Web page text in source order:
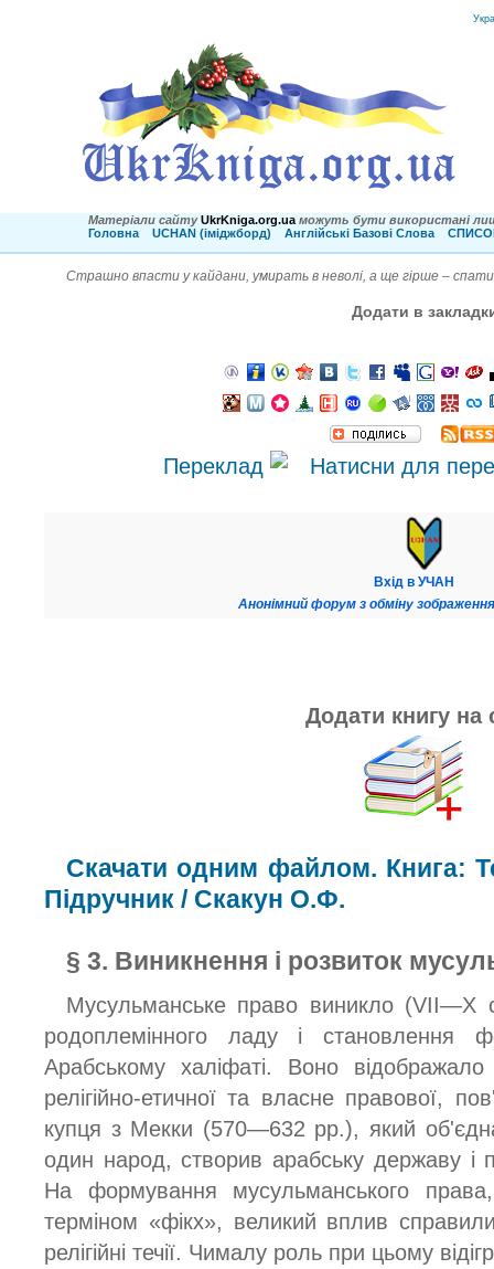
Матеріали сайту UkrKniga.org.ua можуть бути використані
Головна
UCHAN (іміджборд) Англійські Базові Слова
Страшно впасти у кайдани, умирать в неволі, а ще гірше –
Додати в
Переклад
Вхід в УЧАН
Анонімний форум з обміну
Додати книгу на
Скачати одним файлом. Книга:
Підручник / Скакун О.Ф.
§ 3. Виникнення і розвиток
Мусульманське право виникло (VII—X
родоплемінного ладу і становлення
Арабському халіфаті. Воно
релігійно-етичної та власне правової,
купця з Мекки (570—632 pp.), який
один народ, створив арабську державу і
На формування мусульманського
терміном «фікх», великий вплив
релігійні течії. Чималу роль при цьому